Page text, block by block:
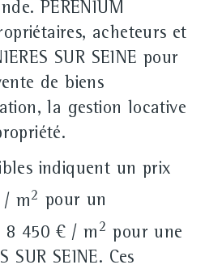
PERENIUM
acheteurs et
SUR SEINE pour
de biens
la gestion locative
indiquent un prix
/ m2 pour un
8 450 € / m 2 pour une
SUR SEINE. Ces